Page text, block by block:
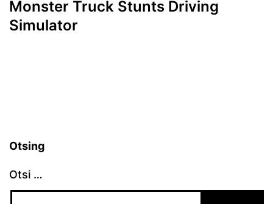
Monster Truck Stunts Driving
Simulator
Otsing
Otsi …